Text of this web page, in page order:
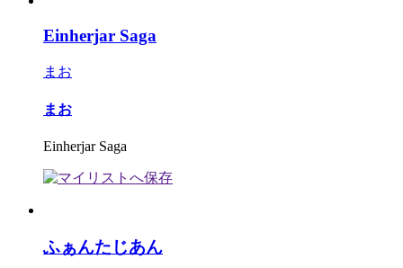
Einherjar Saga
まお
まお
Einherjar Saga
ふぁんたじあん